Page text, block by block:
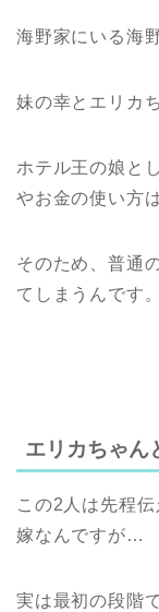
海野家にいる海
妹の幸とエリカ
ホテル王の娘と
やお金の使い方
そのため、普通
てしまうんです。
エリカちゃん
この2人は先程
嫁なんですが…
実は最初の段階